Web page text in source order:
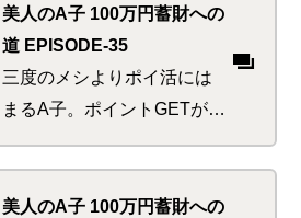
りではいられない！真のセレ
ブはワンランク上＆ワンラン
クお得なものを上手に使って
いるのだ。技を盗むチャンス
美人のA子 100万円蓄財への
道 EPISODE-35
三度のメシよりポイ活には
まるA子。ポイントGETが生
活の中心になり、その内
「ポイントを貯め込むこ
と」自体に没頭！何かにと
美人のA子 100万円蓄財への